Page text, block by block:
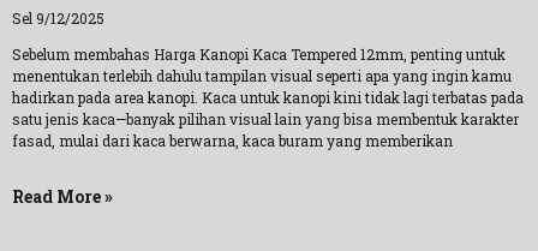
Sel 9/12/2025
Sebelum membahas Harga Kanopi Kaca Tempered 12mm, penting untuk
menentukan terlebih dahulu tampilan visual seperti apa yang ingin kamu
hadirkan pada area kanopi. Kaca untuk kanopi kini tidak lagi terbatas pada
satu jenis kaca—banyak pilihan visual lain yang bisa membentuk karakter
fasad, mulai dari kaca berwarna, kaca buram yang memberikan
Read More »